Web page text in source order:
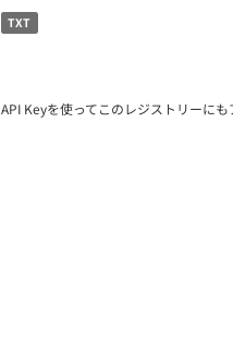
TXT
API Keyを使ってこのレジストリーに